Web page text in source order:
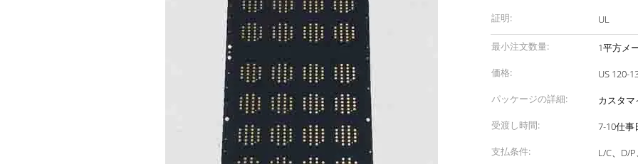
証明:
UL
最小注文数量:
1平方メ
価格:
US 120-
パッケージの詳細:
カスタ
受渡し時間:
7-10仕事
支払条件:
L/C、D/